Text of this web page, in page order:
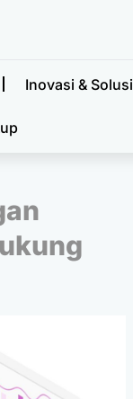
Inovasi & Solusi